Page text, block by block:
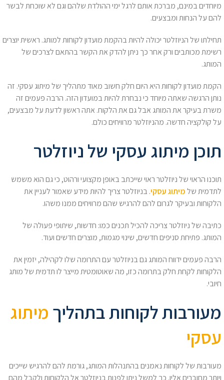
מיוחדים במינם, מברכת אותם לרגל ימי ההולדת שלהם וגם לא שוכחת לבשר
להם על הנחות ומבצעים.
תחילתו של הניוזלטר יכולה להיות בהקמת מועדון לקוחות למותג. ראשית יוצרים
רשימת מכותבים ורק אחר כך ניתן להדק את הקשר בהתאם לצרכים של
המותג.
הקמת מועדון לקוחות היא היום חלק חשוב מאוד מתהליך של מיתוג עסקי. זה
נותן הרגשה שאתה מיוחד כי נבחרת להיות במועדון הזה. הרבה פעמים זה
משרת בעיקר את המותג אבל גם את הלקוח. אתה ראשון לדעת על מבצעים,
על קולקציה חדשה. מהניוזלטר מרוויחים כולם.
תוכן מיתוג עסקי של ניוזלטר
תוכנו הראוי של ניוזלטר ראוי שייכתב באופן מקצועי ורהוט, כי גם הוא משמש
לתדמית שלמיתוג עסקי. בניוזלטר צריך להיות מידע שאמור לעניין את
הלקוחות ובעיקר לגרום להם להרגיש שהם מרוויחים ממנו משהו.
כתיבה של ניוזלטר צריכה להכיל תכנים כמו: חדשות, שיתופי פעולה של
המותג. פתיחת סניפים חדשים, שינוי מגמות, מוצרים חדשים ועוד.
הרבה פעמים ידווח המותג גם בניוזלטר עם התרומה שלו לקהילה, יזמין את
הלקוחות לקחת חלק בתרומה כזו, מה שאוטומטית מייצר לו תדמית של מותג
חיובי.
מעורבות לקוחות בתהליך מיתוג
עסקי
מעורבות של לקוחות נאמנים בהתנהלות המותג, גורמת להם להרגיש שייכים
ויותר מחוברים אליו. כך למשל ניתן לפנות בניוזלטר אל הלקוחות ולקבל מהם